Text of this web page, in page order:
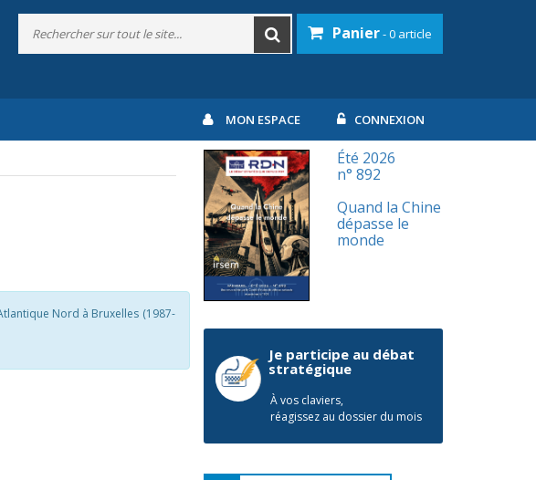
Panier- 0 article
MON ESPACE CONNEXION
Nord à Bruxelles (1987-
Été 2026
n° 892
Quand la Chine
dépasse le
monde
Je participe au débat
stratégique
À vos claviers,
réagissez au dossier du mois